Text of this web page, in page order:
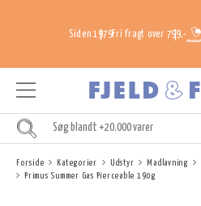
Siden 1979Fri fragt over 799,-
Forside Kategorier Udstyr Madlavning
Primus Summer Gas Pierceable 190g